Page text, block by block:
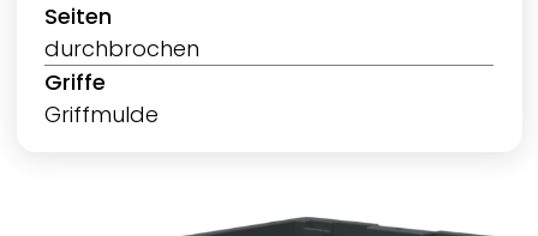
Seiten
durchbrochen
Griffe
Griffmulde